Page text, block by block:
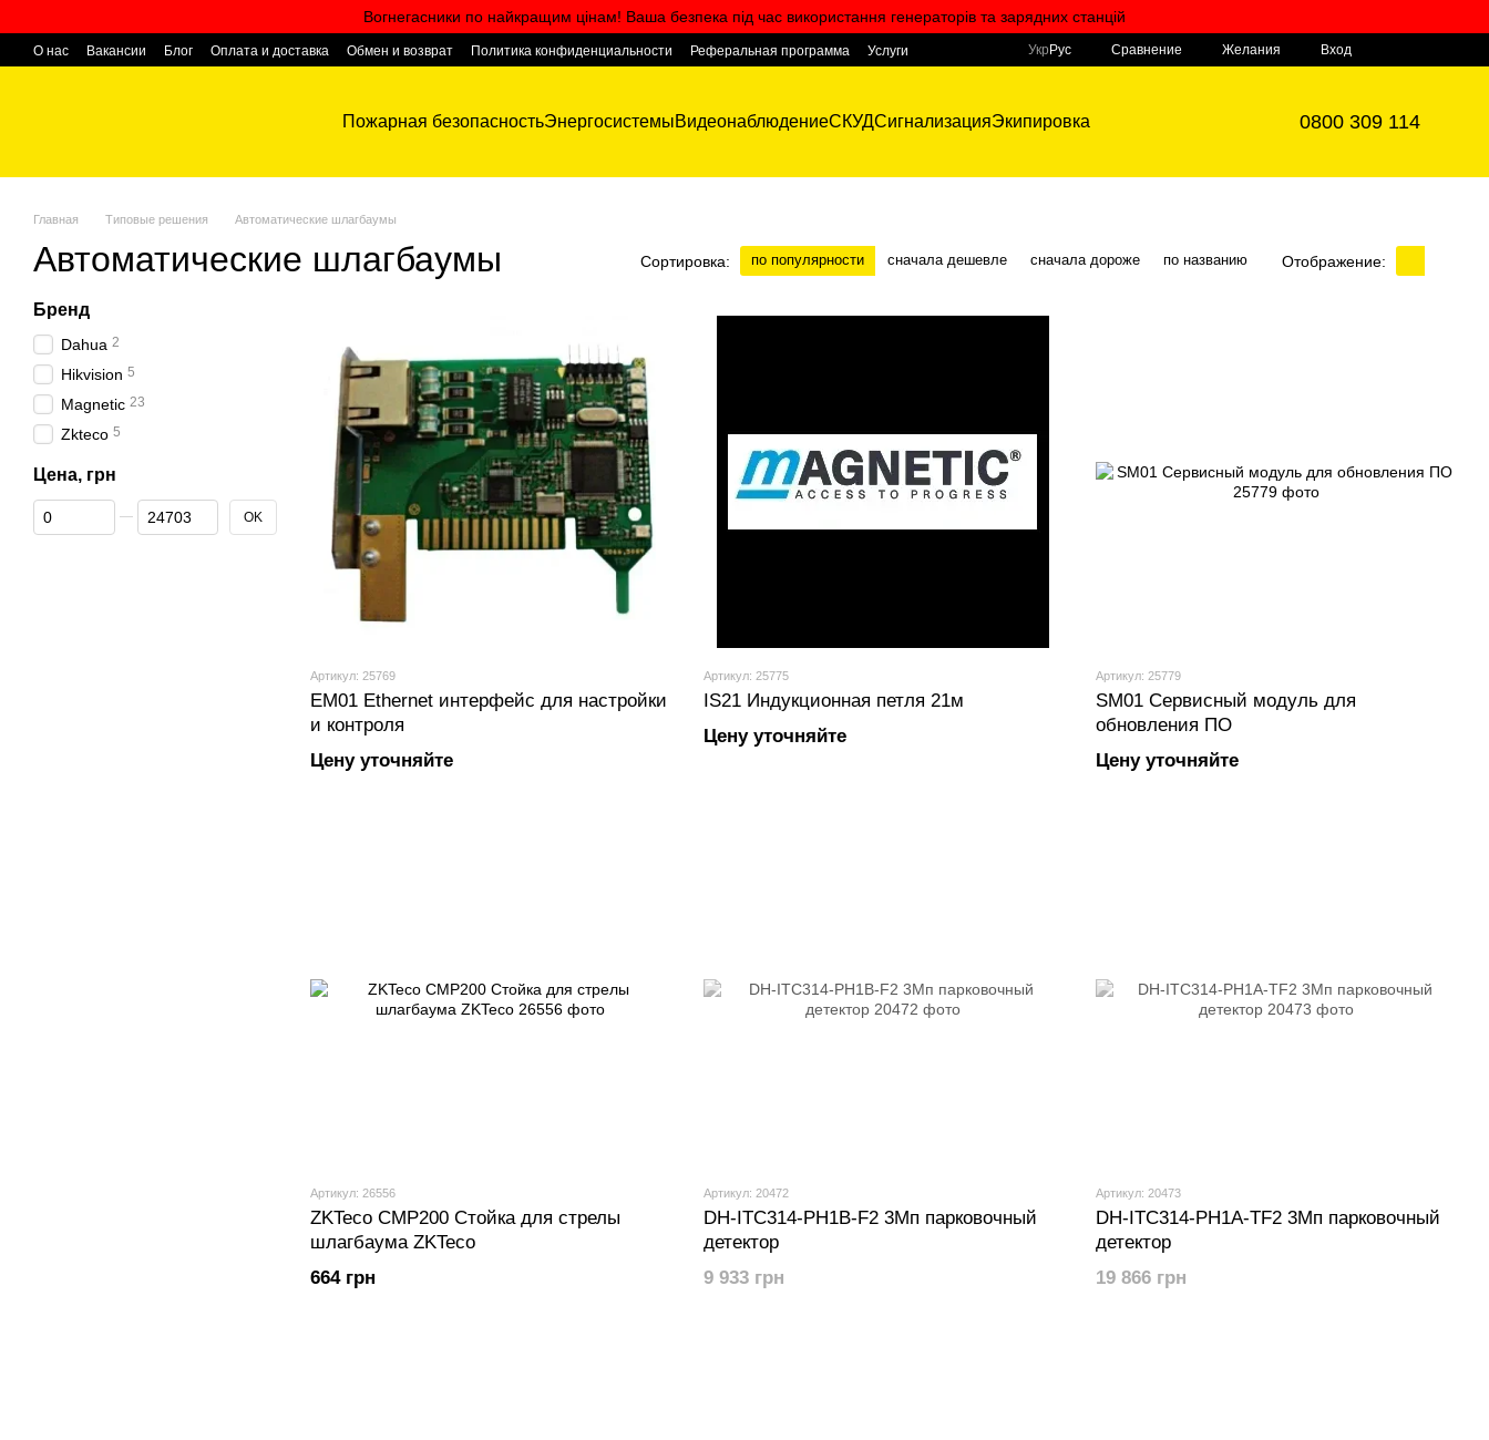
Вогнегасники по найкращим цінам! Ваша безпека під час використання генераторів та зарядних станцій
О нас Вакансии Блог Оплата и доставка Обмен и возврат Политика конфиденциальности Реферальная программа
Услуги
Укр Рус Сравнение Желания Вход
Пожарная безопасностьЭнергосистемыВидеонаблюдениеСКУДСигнализацияЭкипировка 0800 309 114
Главная Типовые решения Автоматические шлагбаумы
Автоматические шлагбаумы Сортировка: по популярности сначала дешевле сначала дороже по названию Отображение:
Артикул: 25769
EM01 Ethernet интерфейс для настройки
и контроля
Цену уточняйте
Артикул: 25775
IS21 Индукционная петля 21м
Цену уточняйте
Артикул: 25779
SM01 Сервисный модуль для
обновления ПО
Цену уточняйте
Артикул: 26556
ZKTeco CMP200 Стойка для стрелы
шлагбаума ZKTeco
664 грн
Артикул: 20472
DH-ITC314-PH1B-F2 3Мп парковочный
детектор
9 933 грн
Артикул: 20473
DH-ITC314-PH1A-TF2 3Мп парковочный
детектор
19 866 грн
Бренд
Dahua 2
Hikvision 5
Magnetic 23
Zkteco 5
Цена, грн
От Цена, грн
До Цена, грн OK